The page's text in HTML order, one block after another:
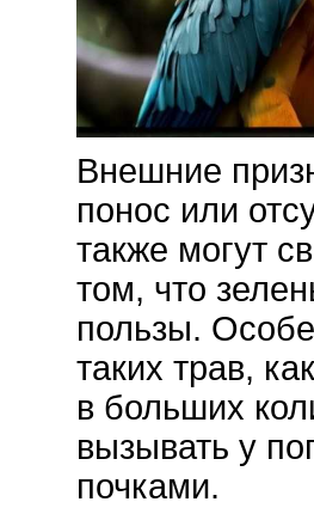
Внешние
понос или
также могут
том, что
пользы.
таких трав,
в больших
вызывать у
почками.